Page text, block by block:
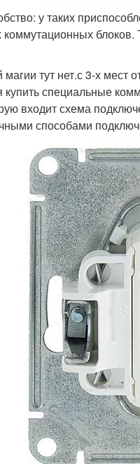
у таких
коммутационных
магии тут нет.с 3-х
специальные
входит схема
способами